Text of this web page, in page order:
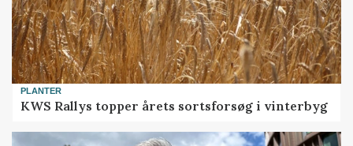
PLANTER
KWS Rallys topper årets sortsforsøg i vinterbyg